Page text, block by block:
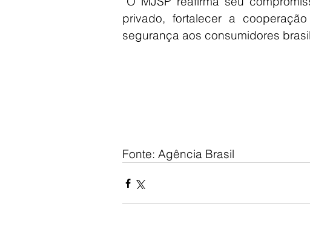
privado, fortalecer a
segurança aos consumidores
Fonte: Agência Brasil